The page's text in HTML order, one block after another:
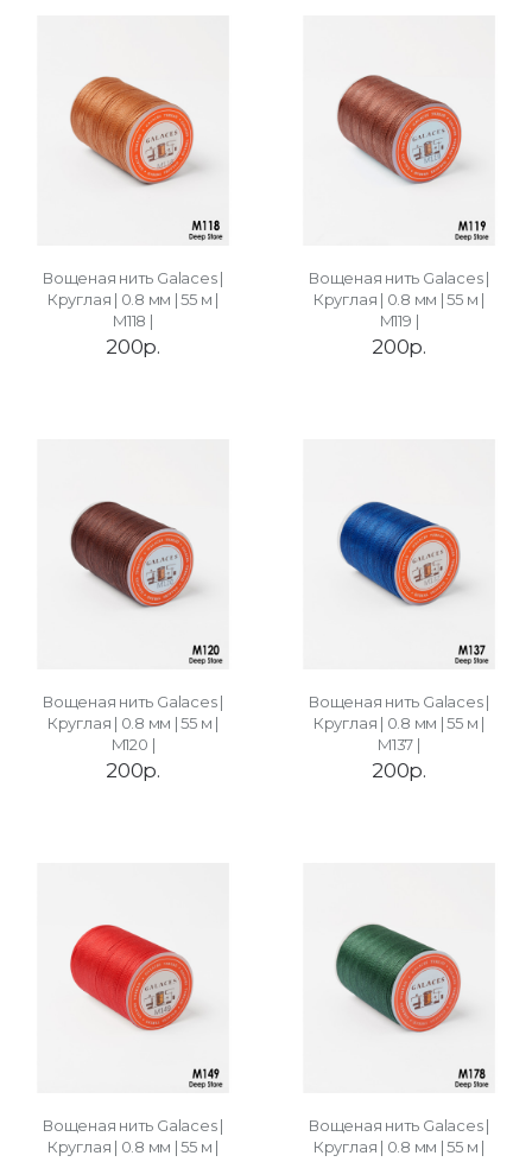
Вощеная нить Galaces |
Круглая | 0.8 мм | 55 м |
M118 |
200р.
Вощеная нить Galaces |
Круглая | 0.8 мм | 55 м |
M119 |
200р.
Вощеная нить Galaces |
Круглая | 0.8 мм | 55 м |
M120 |
200р.
Вощеная нить Galaces |
Круглая | 0.8 мм | 55 м |
M137 |
200р.
Вощеная нить Galaces |
Круглая | 0.8 мм | 55 м |
Вощеная нить Galaces |
Круглая | 0.8 мм | 55 м |